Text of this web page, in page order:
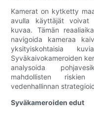
Kamerat on kytketty
avulla käyttäjät voivat
kuvaa. Tämän
navigoida kameraa
yksityiskohtaisia
Syväkaivokameroiden
analysoida
mahdollisten
vedenhallinnan
Syväkameroiden edut